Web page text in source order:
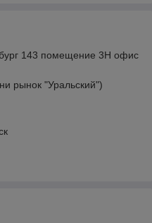
143 помещение 3Н офис
рынок "Уральский")